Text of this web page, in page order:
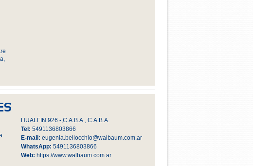
HUALFIN 926 -;C.A.B.A., C.A.B.A.
Tel: 5491136803866
E-mail: eugenia.bellocchio@walbaum.com.ar
WhatsApp: 5491136803866
Web: https://www.walbaum.com.ar